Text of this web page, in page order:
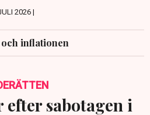
2026 |
inflationen
efter sabotagen i